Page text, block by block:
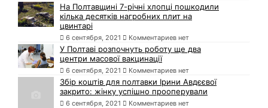
На Полтавщині 7-річні хлопці пошкодили
кілька десятків нагробних плит на
цвинтарі
6 сентября, 2021 Комментариев нет
У Полтаві розпочнуть роботу ще два
центри масової вакцинації
6 сентября, 2021 Комментариев нет
Збір коштів для полтавки Ірини Авдєєвої
закрито: жінку успішно прооперували
6 сентября, 2021 Комментариев нет